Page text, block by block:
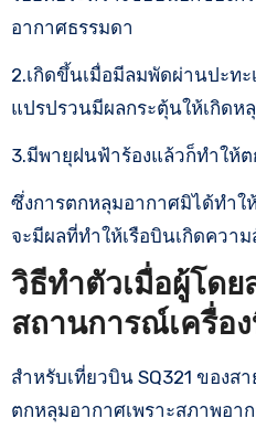
อากาศธรรมดา
2.เกิดขึ้นเมื่อมีลมพัดผ่านปะทะ
แปรปรวนมีผลกระตุ้นให้เกิดห
3.มีพายุฝนฟ้าร้องแล้วก็ทำให้
ซึ่งการตกหลุมอากาศมิได้ทำใ
จะมีผลที่ทำให้เรือบินเกิดควา
วิธีทำตัวเมื่อผู้โดยสารจึงควรเจอ
สถานการณ์เครื่อ
สำหรับเที่ยวบิน SQ321 ของส
ตกหลุมอากาศเพราะสภาพอา